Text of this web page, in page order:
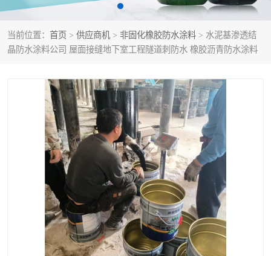
当前位置： 首页 > 供应商机 > 非固化橡胶防水涂料 > 水泥基渗透结
晶防水涂料公司 屋面接缝地下室工程隧道刺防水 橡胶沥青防水涂料
非固化橡胶防水涂料